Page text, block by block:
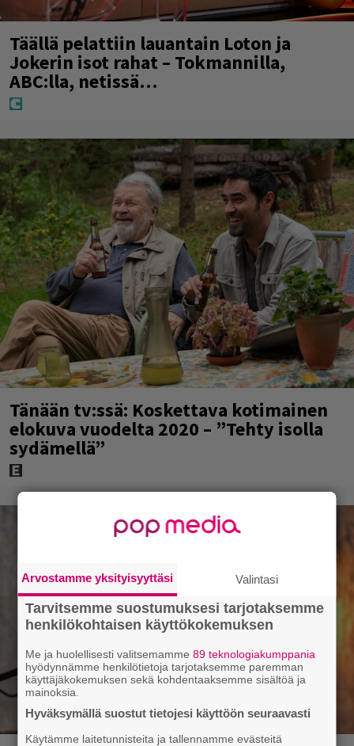
Täällä pelattiin lauantain Loton ja
Jokerin isot rahat – Tokmannilla,
ABC:lla, netissä…
Tänään tv:ssä: Koskettava kotimainen
elokuva vuodelta 2020 – ”Tehty isolla
sydämellä”
Arvostamme yksityisyyttäsi Valintasi
Tarvitsemme suostumuksesi tarjotaksemme
henkilökohtaisen käyttökokemuksen
Me ja huolellisesti valitsemamme89 teknologiakumppania
hyödynnämme henkilötietoja tarjotaksemme paremman
käyttäjäkokemuksen sekä kohdentaaksemme sisältöä ja
mainoksia.
Hyväksymällä suostut tietojesi käyttöön seuraavasti
Käytämme laitetunnisteita ja tallennamme evästeitä